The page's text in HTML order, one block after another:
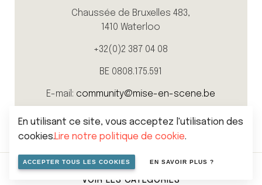
VOIR LES CATÉGORIES
Chaussée de Bruxelles 483,
1410 Waterloo
+32(0)2 387 04 08
BE 0808.175.591
E-mail: community@mise-en-scene.be
En utilisant ce site, vous acceptez l'utilisation des
cookies.Lire notre politique de cookie.
ACCEPTER TOUS LES COOKIES EN SAVOIR PLUS ?